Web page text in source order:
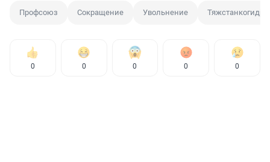
Профсоюз Сокращение Увольнение
0 0 0 0 0